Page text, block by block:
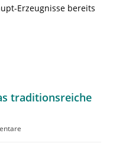
Erzeugnisse bereits
traditionsreiche